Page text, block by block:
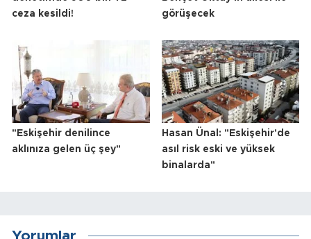
ceza kesildi!
görüşecek
"Eskişehir denilince
aklınıza gelen üç şey"
Hasan Ünal: "Eskişehir'de
asıl risk eski ve yüksek
binalarda"
Yorumlar